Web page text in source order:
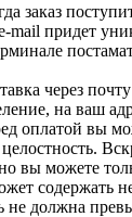
заказ
mail придет
через
на ваш
оплатой вы
вы можете
содержать
не должна